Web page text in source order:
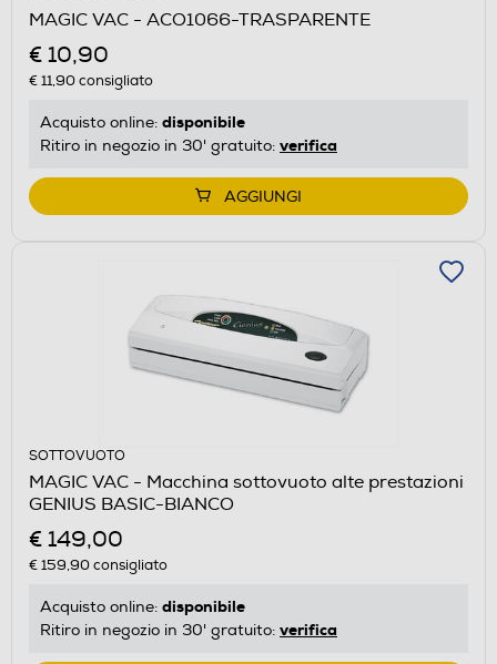
MAGIC VAC - ACO1066-TRASPARENTE
€ 10,90
€ 11,90consigliato
Acquisto online: disponibile
Ritiro in negozio in 30' gratuito: verifica
AGGIUNGI
SOTTOVUOTO
MAGIC VAC - Macchina sottovuoto alte prestazioni
GENIUS BASIC-BIANCO
€ 149,00
€ 159,90consigliato
Acquisto online: disponibile
Ritiro in negozio in 30' gratuito: verifica